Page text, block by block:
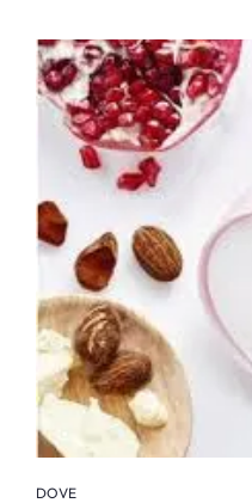
DOVE